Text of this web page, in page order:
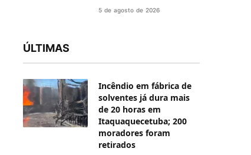
5 de agosto de 2026
ÚLTIMAS
Incêndio em fábrica de
solventes já dura mais
de 20 horas em
Itaquaquecetuba; 200
moradores foram
retirados